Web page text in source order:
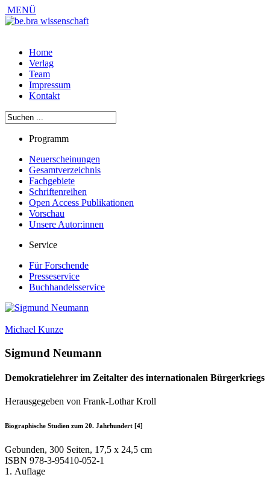
MENÜ
Home
Verlag
Team
Impressum
Kontakt
Programm
Neuerscheinungen
Gesamtverzeichnis
Fachgebiete
Schriftenreihen
Open Access Publikationen
Vorschau
Unsere Autor:innen
Service
Für Forschende
Presseservice
Buchhandelsservice
Michael Kunze
Sigmund Neumann
Demokratielehrer im Zeitalter des internationalen Bürgerkriegs
Herausgegeben von Frank-Lothar Kroll
Biographische Studien zum 20. Jahrhundert [4]
Gebunden, 300 Seiten, 17,5 x 24,5 cm
ISBN 978-3-95410-052-1
1. Auflage